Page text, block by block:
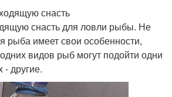
снасть
снасть для ловли рыбы. Не
рыба имеет свои особенности,
видов рыб могут подойти одни
- другие.